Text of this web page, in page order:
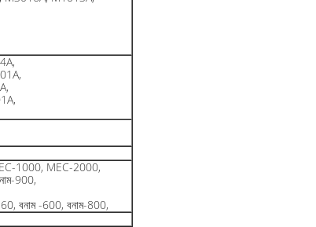
MEC-1000, MEC-2000,
900,
-60, বনাম -600, বনাম-800,